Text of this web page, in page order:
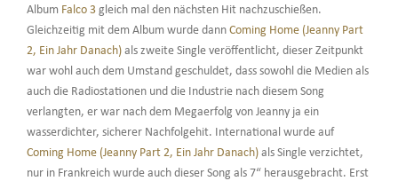
Album Falco 3gleich mal den nächsten Hit nachzuschießen.
Gleichzeitig mit dem Album wurde dann Coming Home (Jeanny Part
2, Ein Jahr Danach)als zweite Single veröffentlicht, dieser Zeitpunkt
war wohl auch dem Umstand geschuldet, dass sowohl die Medien als
auch die Radiostationen und die Industrie nach diesem Song
verlangten, er war nach dem Megaerfolg von Jeanny ja ein
wasserdichter, sicherer Nachfolgehit. International wurde auf
Coming Home (Jeanny Part 2, Ein Jahr Danach)als Single verzichtet,
nur in Frankreich wurde auch dieser Song als 7“ herausgebracht. Erst